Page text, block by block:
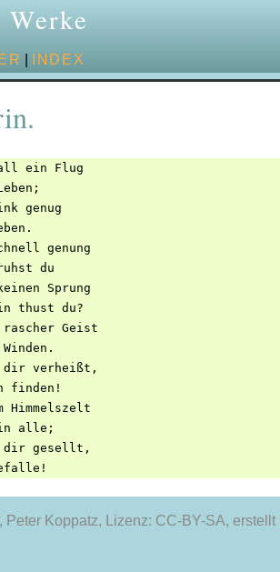
INDEX
ein Flug
genug
genung
du
Sprung
thust du?
Geist
dir verheißt,
finden!
Himmelszelt
alle;
dir gesellt,
, Peter Koppatz, Lizenz: CC-BY-SA,